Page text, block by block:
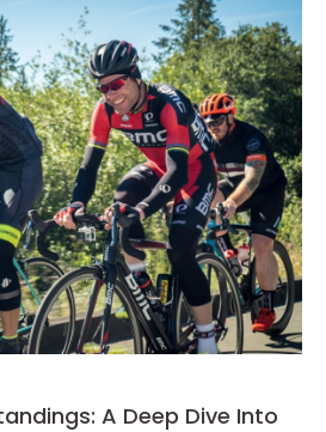
A Deep Dive Into